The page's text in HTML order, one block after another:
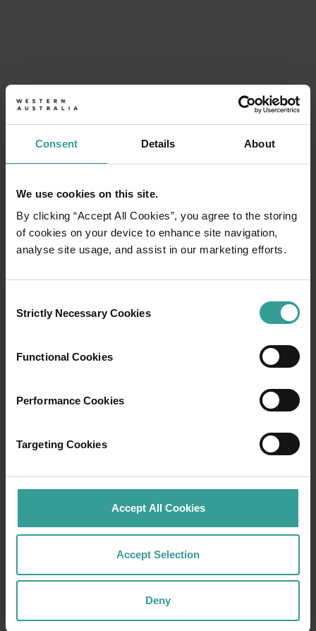
Consent Details About
We use cookies on this site.
By clicking “Accept All Cookies”, you agree to the storing
of cookies on your device to enhance site navigation,
analyse site usage, and assist in our marketing efforts.
Selection
Strictly Necessary Cookies
Functional Cookies
Performance Cookies
Targeting Cookies
Accept All Cookies
Accept Selection
Deny
<p>Willkommen im WA Museum Boola Bardip, einem neu
State Library of Western Australia
Die State Library of Westaustralien befindet sich im Precinct
The Art Gallery of Western Australia
Die Art Gallery of Western Australia liegt im Herzen des
ERKUNDEN SIE DAS
KULTURZENTRUM PERTH
01/04
WA Museum Boola Bardip
Willkommen im WA Museum Boola Bardip,
einem neu eröffneten Kunst- und
der traditionellen Nyoongar-Sprache „viele
Geschichten“ bedeutet, bietet diesen